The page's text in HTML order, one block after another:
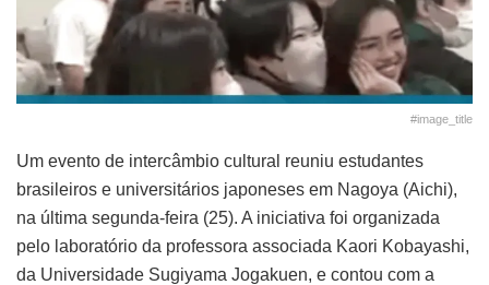
#image_title
Um evento de intercâmbio cultural reuniu estudantes
brasileiros e universitários japoneses em Nagoya (Aichi),
na última segunda-feira (25). A iniciativa foi organizada
pelo laboratório da professora associada Kaori Kobayashi,
da Universidade Sugiyama Jogakuen, e contou com a